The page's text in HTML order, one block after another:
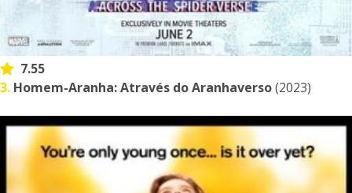
7.55
3. Homem-Aranha: Através do Aranhaverso(2023)